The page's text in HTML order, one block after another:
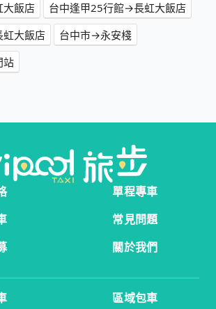
飯店
台中逢甲25行館→長虹大飯店
大飯店
台中市→永安棧
站
單程專車
常見問題
關於我們
區域包車